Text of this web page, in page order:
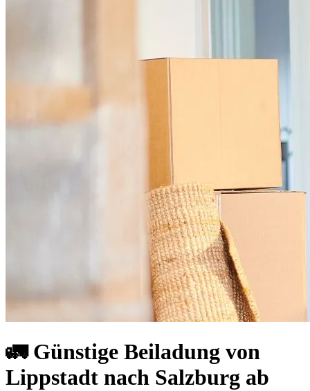
🚛 Günstige Beiladung von
Lippstadt nach Salzburg ab